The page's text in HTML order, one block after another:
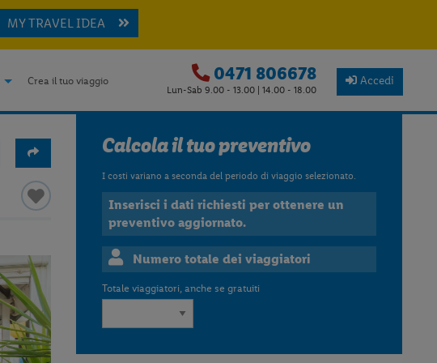
MY TRAVEL IDEA
Crea il tuo viaggio 0471 806678
Lun-Sab 9.00 - 13.00 | 14.00 - 18.00
Accedi
Calcola il tuo preventivo
I costi variano a seconda del periodo di viaggio selezionato.
Inserisci i dati richiesti per ottenere un
preventivo aggiornato.
Numero totale dei viaggiatori
Totale viaggiatori, anche se gratuiti